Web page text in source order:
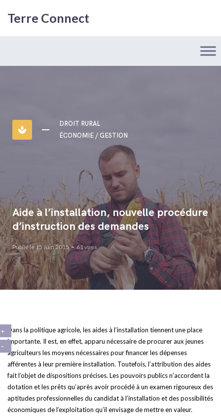
Terre Connect
spa
DROIT RURAL
ÉCONOMIE / GESTION
Aide à l’installation, nouvelle procédure
d’instruction des demandes
Publié le 15 Juin 2015 61 vues
Dans la politique agricole, les aides à l’installation tiennent une place
importante. Il est, en effet, apparu nécessaire de procurer aux jeunes
agriculteurs les moyens nécessaires pour financer les dépenses
afférentes à leur première installation. Toutefois, l’attribution des aides
fait l’objet de dispositions précises. Les pouvoirs publics n’accordent la
dotation et les prêts qu’après avoir procédé à un examen rigoureux des
aptitudes professionnelles du candidat à l’installation et des possibilités
économiques de l’exploitation qu’il envisage de mettre en valeur.